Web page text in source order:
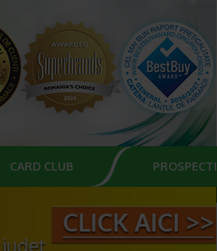
CARD CLUB PROSPECTE